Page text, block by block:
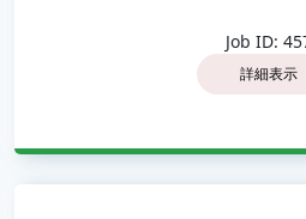
Job ID:
詳細表示